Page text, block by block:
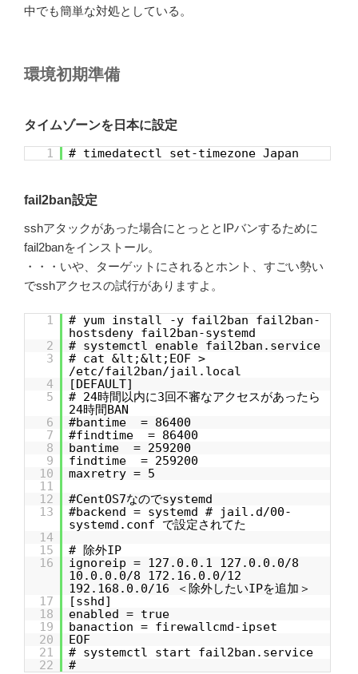
中でも簡単な対処としている。
環境初期準備
タイムゾーンを日本に設定
1 # timedatectl set-timezone Japan
fail2ban設定
sshアタックがあった場合にとっととIPバンするために
fail2banをインストール。
・・・いや、ターゲットにされるとホント、すごい勢い
でsshアクセスの試行がありますよ。
1
# yum install -y fail2ban fail2ban-
hostsdeny fail2ban-systemd
2
# systemctl enable fail2ban.service
3
# cat &lt;&lt;EOF >
/etc/fail2ban/jail.local
4
[DEFAULT]
5
# 24時間以内に3回不審なアクセスがあったら
24時間BAN
6
#bantime = 86400
7
#findtime = 86400
8
bantime = 259200
9
findtime = 259200
10
maxretry = 5
11
12
#CentOS7なのでsystemd
13
#backend = systemd # jail.d/00-
systemd.conf で設定されてた
14
15
# 除外IP
16
ignoreip = 127.0.0.1 127.0.0.0/8
10.0.0.0/8 172.16.0.0/12
192.168.0.0/16 ＜除外したいIPを追加＞
17
[sshd]
18
enabled = true
19
banaction = firewallcmd-ipset
20
EOF
21
# systemctl start fail2ban.service
22
#